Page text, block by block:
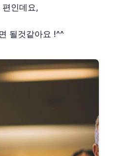
인데요,
될것같아요 !^^